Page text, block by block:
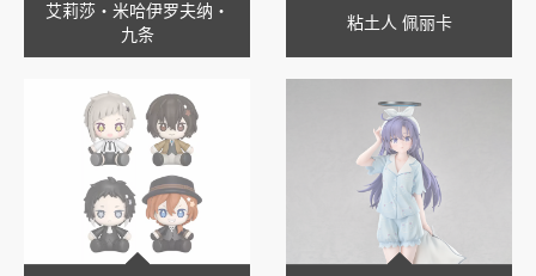
艾莉莎‧米哈伊罗夫纳‧
九条
粘土人 佩丽卡